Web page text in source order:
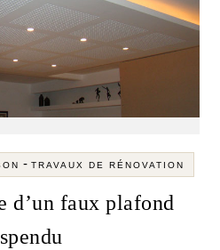
- TRAVAUX DE RÉNOVATION
d’un faux plafond